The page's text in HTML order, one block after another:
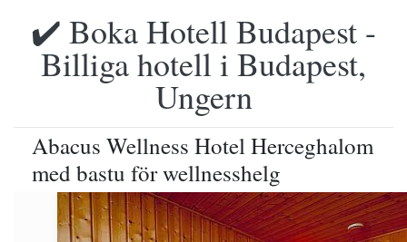
✔️ Boka Hotell Budapest -
Billiga hotell i Budapest,
Ungern
Abacus Wellness Hotel Herceghalom
med bastu för wellnesshelg